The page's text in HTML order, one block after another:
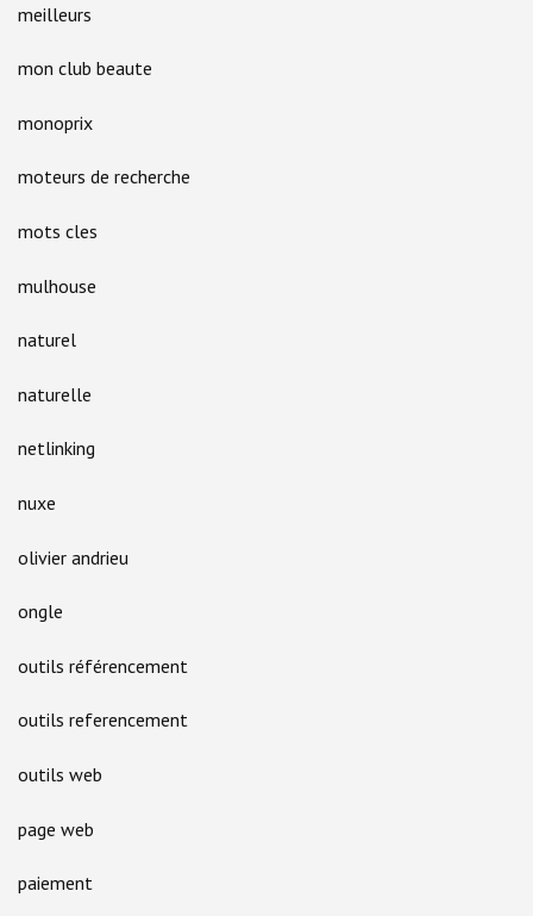
meilleurs
mon club beaute
monoprix
moteurs de recherche
mots cles
mulhouse
naturel
naturelle
netlinking
nuxe
olivier andrieu
ongle
outils référencement
outils referencement
outils web
page web
paiement